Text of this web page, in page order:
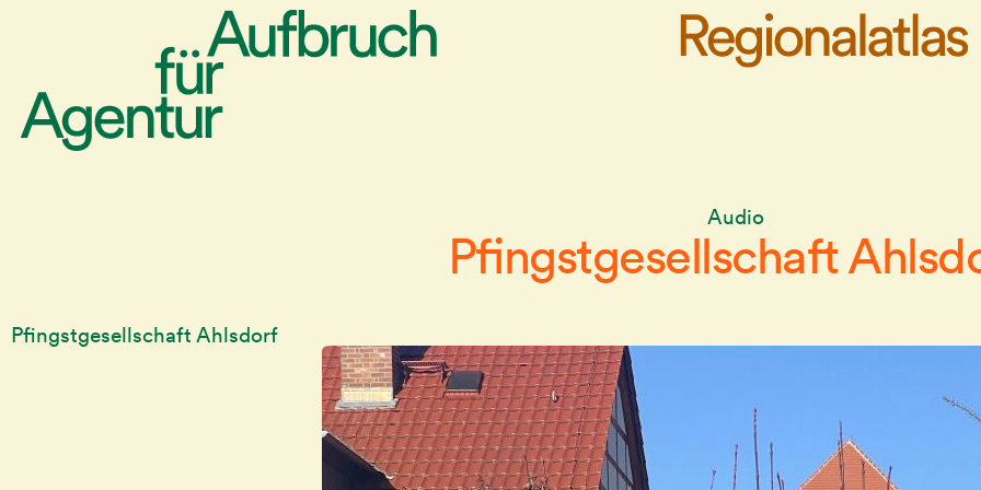
Audio
Pfingstgesellschaft
Pfingstgesellschaft Ahlsdorf